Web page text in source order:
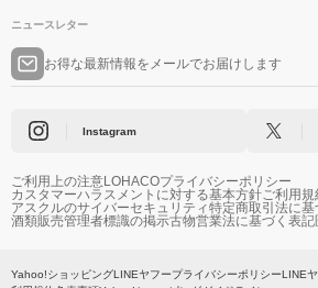
ニュースレター
お得な最新情報をメールでお届けします
Instagram
ご利用上の注意LOHACOプライバシーポリシー
カスタマーハラスメントに対する基本方針ご利用規
アスクルのサイバーセキュリティ特定商取引法に基
酒類販売管理者標識の掲示古物営業法に基づく表記
Yahoo!ショッピングLINEヤフープライバシーポリシーLINE